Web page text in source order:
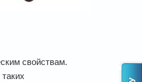
свойствам.